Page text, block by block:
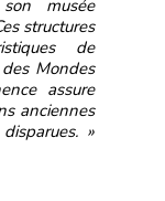
musée
structures
de
Mondes
assure
anciennes
»